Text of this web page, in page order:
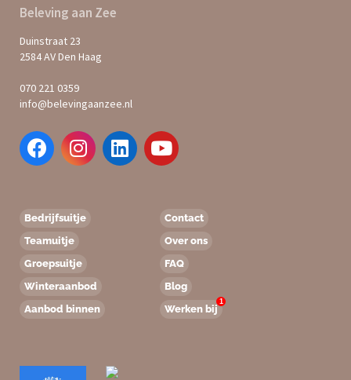
Beleving aan Zee
Duinstraat 23
2584 AV Den Haag
070 221 0359
info@belevingaanzee.nl
Bedrijfsuitje
Teamuitje
Groepsuitje
Winteraanbod
Aanbod binnen
Contact
Over ons
FAQ
Blog
Werken bij
1